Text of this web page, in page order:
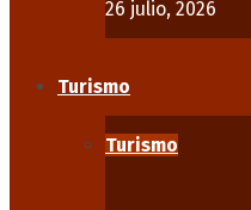
26 julio, 2026
Turismo
Turismo